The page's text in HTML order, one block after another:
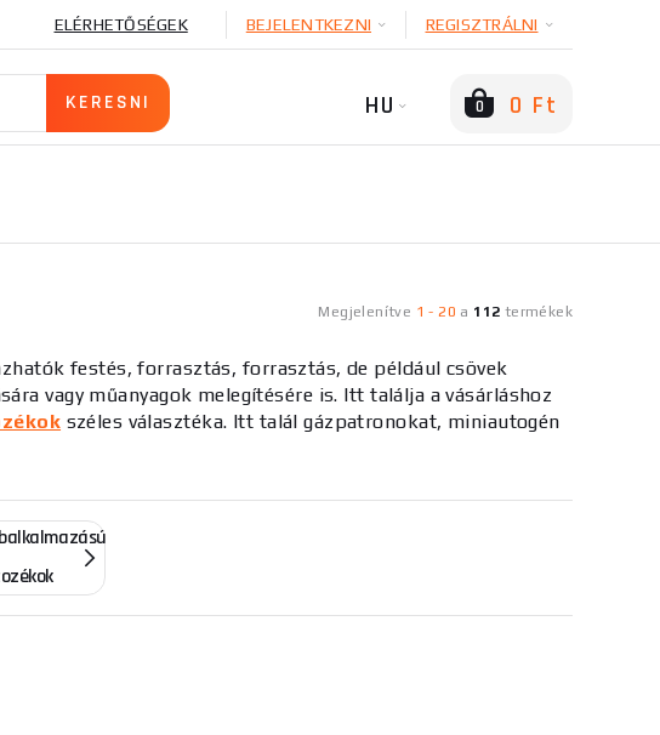
ELÉRHETŐSÉGEK BEJELENTKEZNI REGISZTRÁLNI
HU 0 0 Ft
Megjelenítve 1 -20 a 112 termékek
festés, forrasztás, forrasztás, de például csövek
vagy műanyagok melegítésére is. Itt találja a vásárláshoz
széles választéka. Itt talál gázpatronokat, miniautogén
vagy fizetéssel kapcsolatos tanácsadásért kérjük, lépjen